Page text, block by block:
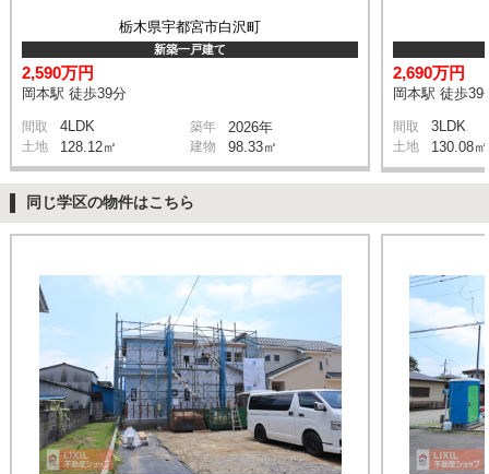
栃木県宇都宮市白沢町
新築一戸建て
2,590万円
岡本駅 徒歩39分
間取 4LDK 築年 2026年
土地 128.12㎡ 建物 98.33㎡
2,690万円
岡本駅 徒歩39
間取 3LDK
土地 130.08㎡
同じ学区の物件はこちら